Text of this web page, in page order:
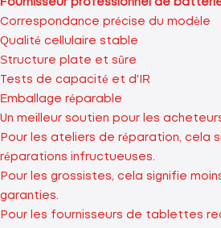
Fournisseur professionnel de
Correspondance précise du modèle
Qualité cellulaire stable
Structure plate et sûre
Tests de capacité et d'IR
Emballage réparable
Un meilleur soutien pour les
Pour les ateliers de réparation, cela
réparations infructueuses.
Pour les grossistes, cela signifie
garanties.
Pour les fournisseurs de tablettes